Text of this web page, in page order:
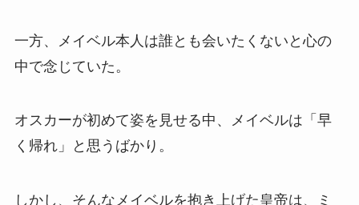
一方、メイベル本人は誰とも会いたくないと心の
中で念じていた。
オスカーが初めて姿を見せる中、メイベルは「早
く帰れ」と思うばかり。
しかし、そんなメイベルを抱き上げた皇帝は、ミ